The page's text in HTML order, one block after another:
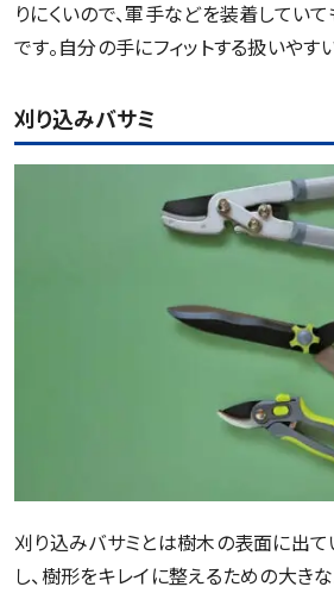
りにくいので、軍手などを装着してい
です。自分の手にフィットする扱いやす
刈り込みバサミ
刈り込みバサミとは樹木の表面に出
し、樹形をキレイに整えるための大き